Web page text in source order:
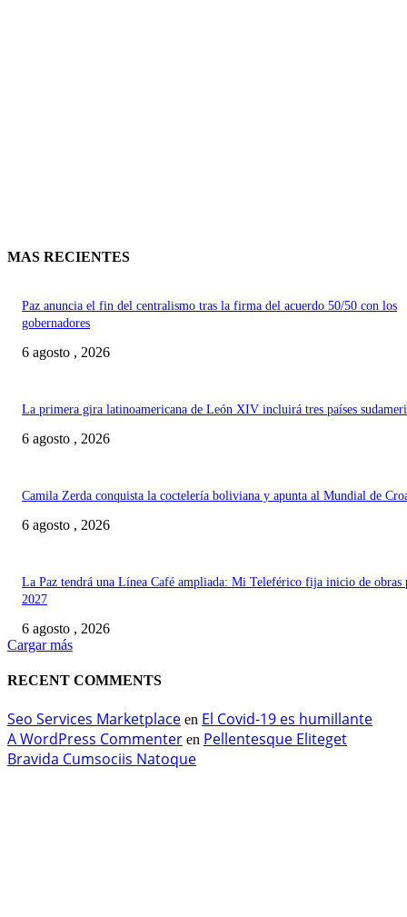
MAS RECIENTES
Paz anuncia el fin del centralismo tras la firma del acuerdo 50/50 con los
gobernadores
6 agosto , 2026
La primera gira latinoamericana de León XIV incluirá tres países
6 agosto , 2026
Camila Zerda conquista la coctelería boliviana y apunta al Mundial de
6 agosto , 2026
La Paz tendrá una Línea Café ampliada: Mi Teleférico fija inicio de obras
2027
6 agosto , 2026
Cargar más
RECENT COMMENTS
Seo Services Marketplace en El Covid-19 es humillante
A WordPress Commenter en Pellentesque Eliteget
Bravida Cumsociis Natoque